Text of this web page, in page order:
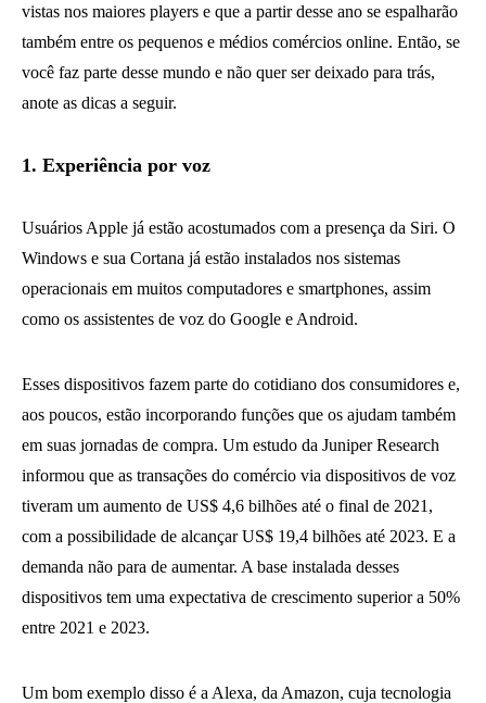
vistas nos maiores players e que a partir desse ano se espalharão
também entre os pequenos e médios comércios online. Então, se
você faz parte desse mundo e não quer ser deixado para trás,
anote as dicas a seguir.
1. Experiência por voz
Usuários Apple já estão acostumados com a presença da Siri. O
Windows e sua Cortana já estão instalados nos sistemas
operacionais em muitos computadores e smartphones, assim
como os assistentes de voz do Google e Android.
Esses dispositivos fazem parte do cotidiano dos consumidores e,
aos poucos, estão incorporando funções que os ajudam também
em suas jornadas de compra. Um estudo da Juniper Research
informou que as transações do comércio via dispositivos de voz
tiveram um aumento de US$ 4,6 bilhões até o final de 2021,
com a possibilidade de alcançar US$ 19,4 bilhões até 2023. E a
demanda não para de aumentar. A base instalada desses
dispositivos tem uma expectativa de crescimento superior a 50%
entre 2021 e 2023.
Um bom exemplo disso é a Alexa, da Amazon, cuja tecnologia